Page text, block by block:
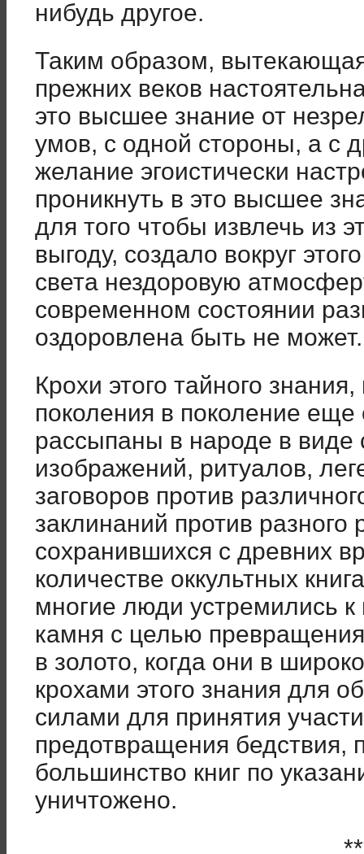
нибудь другое.
Таким образом,
прежних веков
это высшее знание от
умов, с одной стороны, а с
желание эгоистически
проникнуть в это высшее
для того чтобы извлечь из
выгоду, создало вокруг
света нездоровую
современном состоянии
оздоровлена быть не может.
Крохи этого тайного
поколения в поколение
рассыпаны в народе в виде
изображений, ритуалов,
заговоров против
заклинаний против разного
сохранившихся с древних
количестве оккультных
многие люди устремились
камня с целью
в золото, когда они в
крохами этого знания для
силами для принятия
предотвращения бедствия,
большинство книг по
уничтожено.